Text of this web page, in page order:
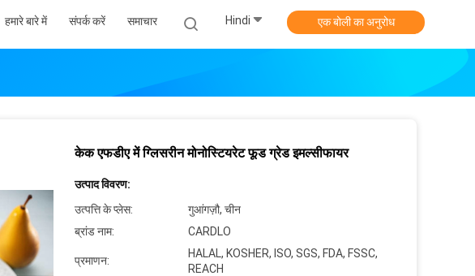
हमारे बारे में संपर्क करें समाचार Hindi एक बोली का अनुरोध
केक एफडीए में ग्लिसरीन मोनोस्टियरेट फूड ग्रेड इमल्सीफायर
उत्पाद विवरण:
उत्पत्ति के प्लेस:
गुआंगज़ौ, चीन
ब्रांड नाम:
CARDLO
प्रमाणन:
HALAL, KOSHER, ISO, SGS, FDA, FSSC,
REACH